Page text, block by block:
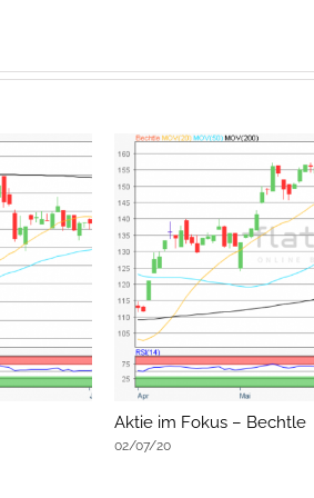
Aktie im Fokus – Bechtle
02/07/20